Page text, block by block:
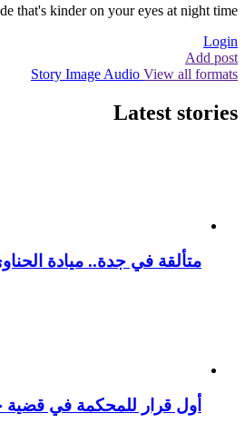
that's kinder on your eyes at night time.
Login
Add post
Story Image Audio View all formats
Latest stories
متألقة في جدة.. ميادة
أول قرار للمحكمة في قضية